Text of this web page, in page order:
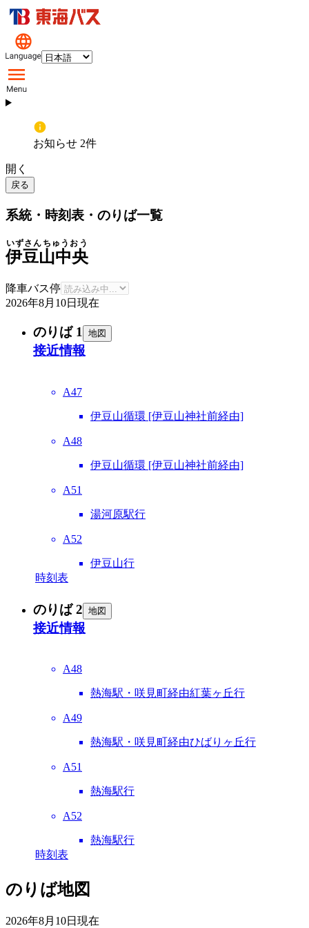
お知らせ 2件
開く
戻る
系統・時刻表・のりば一覧
伊豆山中央
いずさんちゅうおう
降車バス停
2026年8月10日 現在
のりば 1 地図
接近情報
A47
伊豆山循環 [伊豆山神社前経由]
A48
伊豆山循環 [伊豆山神社前経由]
A51
湯河原駅行
A52
伊豆山行
時刻表
のりば 2 地図
接近情報
A48
熱海駅・咲見町経由紅葉ヶ丘行
A49
熱海駅・咲見町経由ひばりヶ丘行
A51
熱海駅行
A52
熱海駅行
時刻表
のりば地図
2026年8月10日 現在